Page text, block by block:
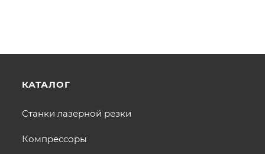
КАТАЛОГ
Станки лазерной резки
Компрессоры